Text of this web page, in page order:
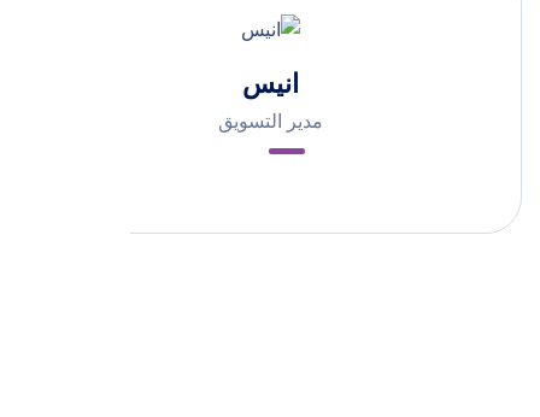
انيس
مدير التسويق